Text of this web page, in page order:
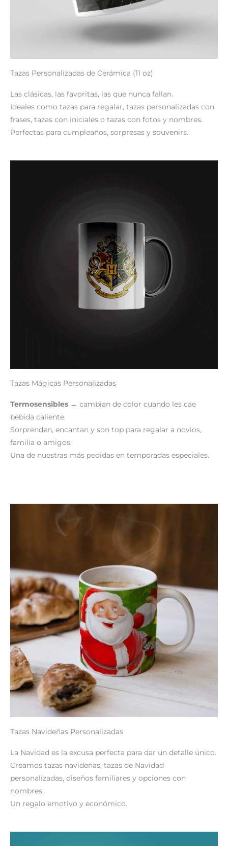
Tazas Personalizadas de Cerámica (11 oz)
Las clásicas, las favoritas, las que nunca fallan.
Ideales como tazas para regalar, tazas personalizadas con
frases, tazas con iniciales o tazas con fotos y nombres.
Perfectas para cumpleaños, sorpresas y souvenirs.
Tazas Mágicas Personalizadas
Termosensibles → cambian de color cuando les cae
bebida caliente.
Sorprenden, encantan y son top para regalar a novios,
familia o amigos.
Una de nuestras más pedidas en temporadas especiales.
Tazas Navideñas Personalizadas
La Navidad es la excusa perfecta para dar un detalle único.
Creamos tazas navideñas, tazas de Navidad
personalizadas, diseños familiares y opciones con
nombres.
Un regalo emotivo y económico.